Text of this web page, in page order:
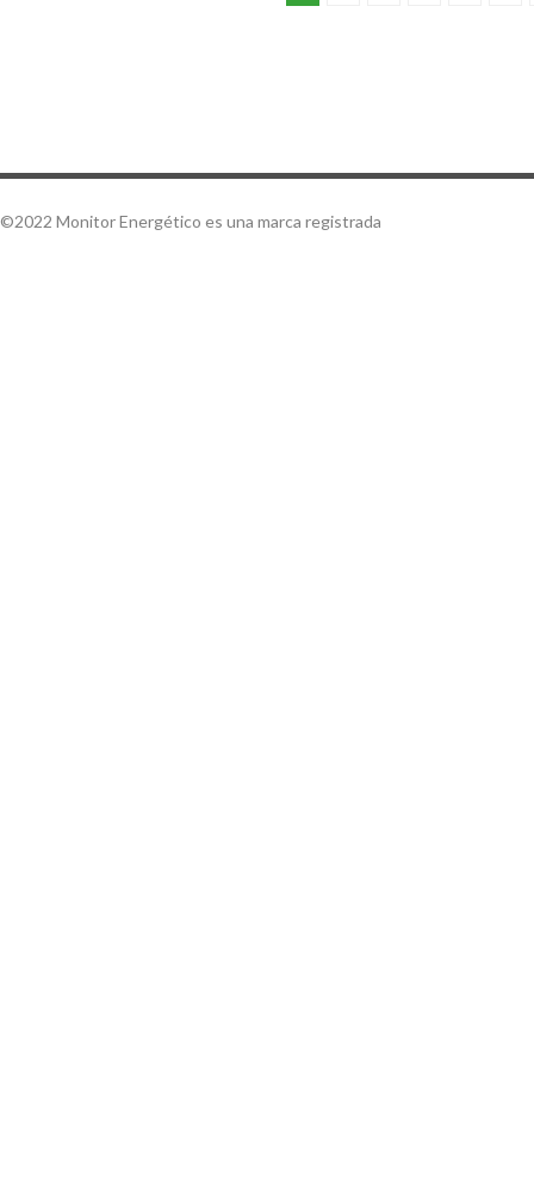
©2022 Monitor Energético es una marca registrada